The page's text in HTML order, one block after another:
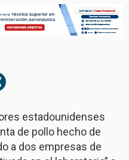
estadounidenses
de pollo hecho de
a dos empresas de